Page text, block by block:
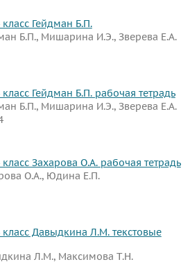
Гейдман Б.П.
Б.П., Мишарина И.Э., Зверева Е.А.
Гейдман Б.П. рабочая тетрадь
Б.П., Мишарина И.Э., Зверева Е.А.
Захарова О.А. рабочая тетрадь
О.А., Юдина Е.П.
Давыдкина Л.М. текстовые
Л.М., Максимова Т.Н.